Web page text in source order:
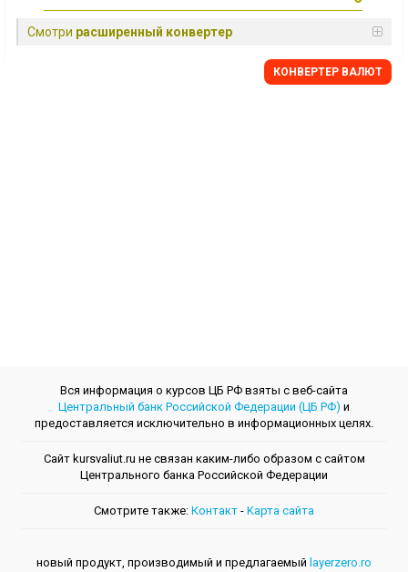
Смотри расширенный конвертер
КОНВЕРТЕР ВАЛЮТ
Вся информация о курсов ЦБ РФ взяты с веб-сайта
Центральный банк Российской Федерации (ЦБ РФ) и
предоставляется исключительно в информационных целях.
Сайт kursvaliut.ru не связан каким-либо образом с сайтом
Центрального банкa Российской Федерации
Смотрите также: Контакт - Kарта сайта
новый продукт, производимый и предлагаемый layerzero.ro